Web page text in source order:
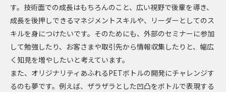
す。技術面での成長はもちろんのこと、広い視野で後輩を導き、
成長を後押しできるマネジメントスキルや、リーダーとしてのス
キルを身につけたいです。そのためにも、外部のセミナーに参加
して勉強したり、お客さまや取引先から情報収集したりと、幅広
く知見を増やしたいと考えています。
また、オリジナリティあふれるPETボトルの開発にチャレンジす
るのも夢です。例えば、ザラザラとした凹凸をボトルで表現する